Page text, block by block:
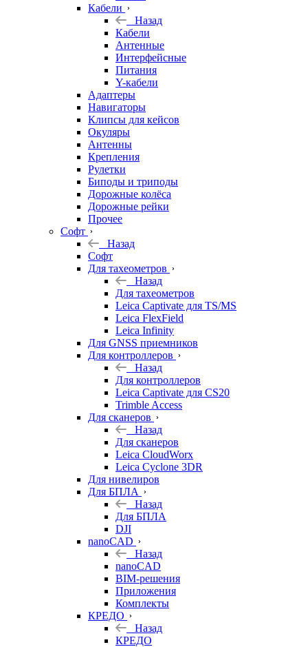
Кабели
Назад
Кабели
Антенные
Интерфейсные
Питания
Y-кабели
Адаптеры
Навигаторы
Клипсы для кейсов
Окуляры
Антенны
Крепления
Рулетки
Биподы и триподы
Дорожные колёса
Дорожные рейки
Прочее
Софт
Назад
Софт
Для тахеометров
Назад
Для тахеометров
Leica Captivate для TS/MS
Leica FlexField
Leica Infinity
Для GNSS приемников
Для контроллеров
Назад
Для контроллеров
Leica Captivate для CS20
Trimble Access
Для сканеров
Назад
Для сканеров
Leica CloudWorx
Leica Cyclone 3DR
Для нивелиров
Для БПЛА
Назад
Для БПЛА
DJI
nanoCAD
Назад
nanoCAD
BIM-решения
Приложения
Комплекты
КРЕДО
Назад
КРЕДО